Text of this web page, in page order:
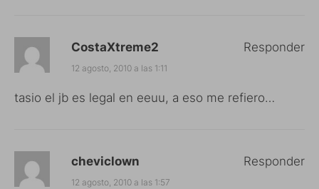
CostaXtreme2
12 agosto, 2010 a las 1:11
tasio el jb es legal en eeuu, a eso me refiero…
Responder
cheviclown
12 agosto, 2010 a las 1:57
Responder